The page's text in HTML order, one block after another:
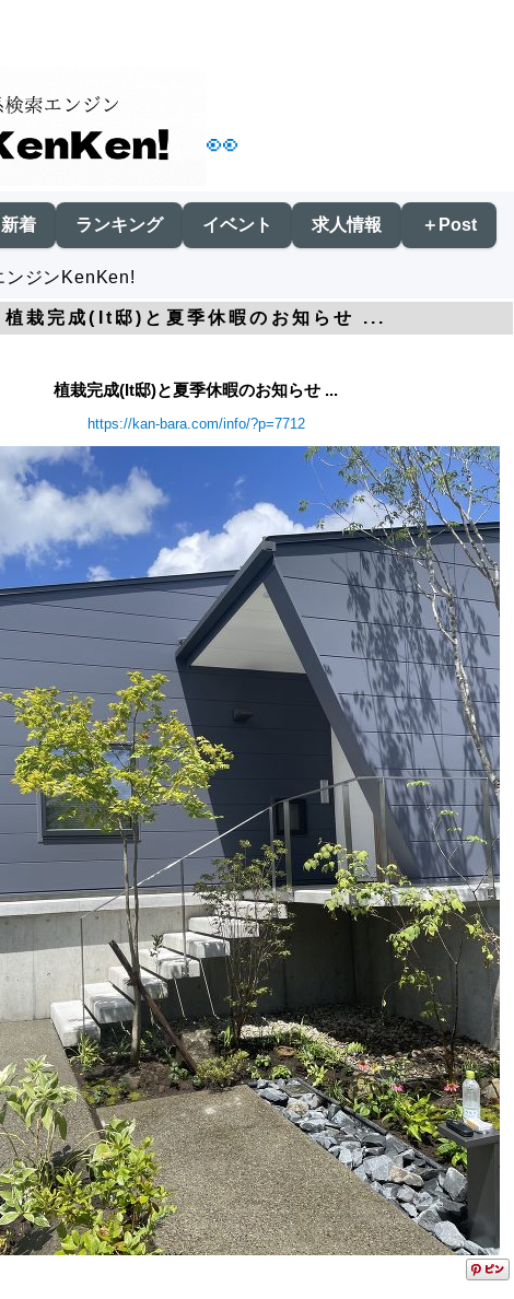
👀
新着 ランキング イベント 求人情報 ＋Post
ンジンKenKen!
植栽完成(It邸)と夏季休暇のお知らせ ...
植栽完成(It邸)と夏季休暇のお知らせ ...
https://kan-bara.com/info/?p=7712